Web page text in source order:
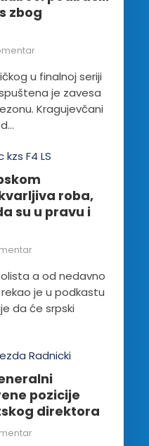
zbog
u finalnoj seriji
je zavesa
Kragujevčani
roba,
su u pravu i
a od nedavno
rekao je u podkastu
da će srpski
pozicije
direktora